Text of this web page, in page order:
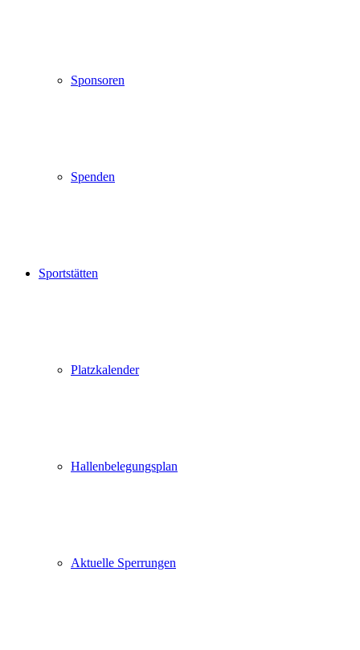
Sponsoren
Spenden
Sportstätten
Platzkalender
Hallenbelegungsplan
Aktuelle Sperrungen